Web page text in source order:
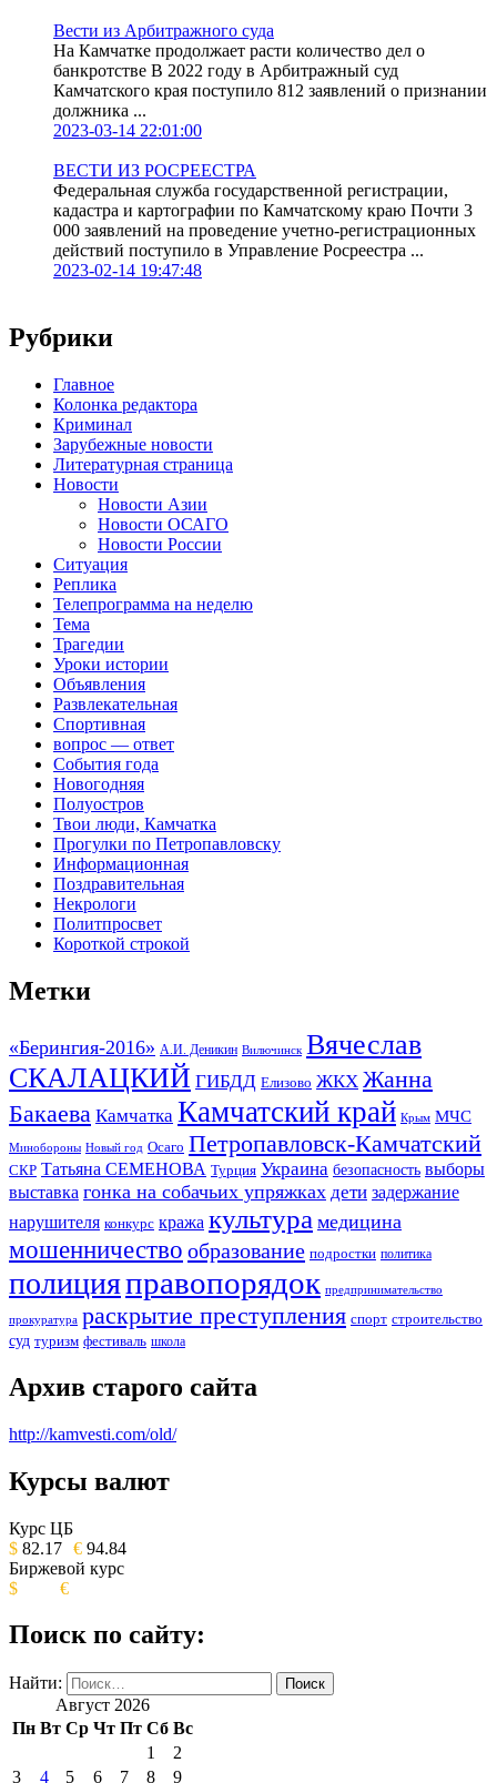
Вести из Арбитражного суда
На Камчатке продолжает расти количество дел о
банкротстве В 2022 году в Арбитражный суд
Камчатского края поступило 812 заявлений о признании
должника ...
2023-03-14 22:01:00
ВЕСТИ ИЗ РОСРЕЕСТРА
Федеральная служба государственной регистрации,
кадастра и картографии по Камчатскому краю Почти 3
000 заявлений на проведение учетно-регистрационных
действий поступило в Управление Росреестра ...
2023-02-14 19:47:48
Рубрики
Главное
Колонка редактора
Криминал
Зарубежные новости
Литературная страница
Новости
Новости Азии
Новости ОСАГО
Новости России
Ситуация
Реплика
Телепрограмма на неделю
Тема
Трагедии
Уроки истории
Объявления
Развлекательная
Спортивная
вопрос — ответ
События года
Новогодняя
Полуостров
Твои люди, Камчатка
Прогулки по Петропавловску
Информационная
Поздравительная
Некрологи
Политпросвет
Короткой строкой
Метки
«Берингия-2016» А.И. Деникин Вилючинск Вячеслав
СКАЛАЦКИЙ ГИБДД Елизово ЖКХ Жанна
Бакаева Камчатка Камчатский край Крым МЧС
Минобороны Новый год Осаго Петропавловск-Камчатский
СКР Татьяна СЕМЕНОВА Турция Украина безопасность выборы
выставка гонка на собачьих упряжках дети задержание
нарушителя конкурс кража культура медицина
мошенничество образование подростки политика
полицияправопорядок предпринимательство
прокуратура раскрытие преступления спорт строительство
суд туризм фестиваль школа
Архив старого сайта
http://kamvesti.com/old/
ОБЩЕСТВЕННО-ПОЛИТИЧЕСКОЕ
ИЗДАНИЕ КАМЧАТСКОГО КРАЯ.
Курсы валют
Курс ЦБ
$ 82.17 € 94.84
Биржевой курс
$
€
Поиск по сайту:
Найти:
Август 2026
Пн Вт Ср Чт Пт Сб Вс
1
2
3
4 5 6 7 8 9